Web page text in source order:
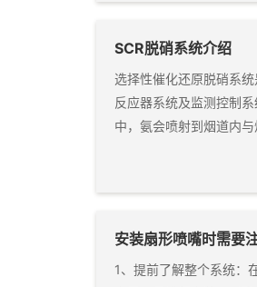
SCR脱硝系统介绍
选择性催化还原脱硝系
反应器系统及监测控制
中，氨会喷射到烟道内
安装扇形喷嘴时需要
1、提前了解整个系统：